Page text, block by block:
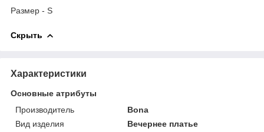
Размер - S
Скрыть
Характеристики
Основные атрибуты
Производитель
Bona
Вид изделия
Вечернее платье